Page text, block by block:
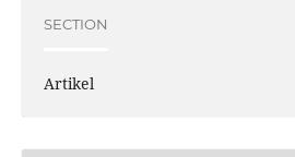
SECTION
Artikel